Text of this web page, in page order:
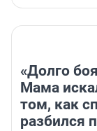
«Долго
Мама
том, как
разбился